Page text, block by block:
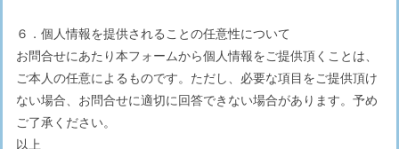
６．個人情報を提供されることの任意性について
お問合せにあたり本フォームから個人情報をご提供頂くことは、
ご本人の任意によるものです。ただし、必要な項目をご提供頂け
ない場合、お問合せに適切に回答できない場合があります。予め
ご了承ください。
以上